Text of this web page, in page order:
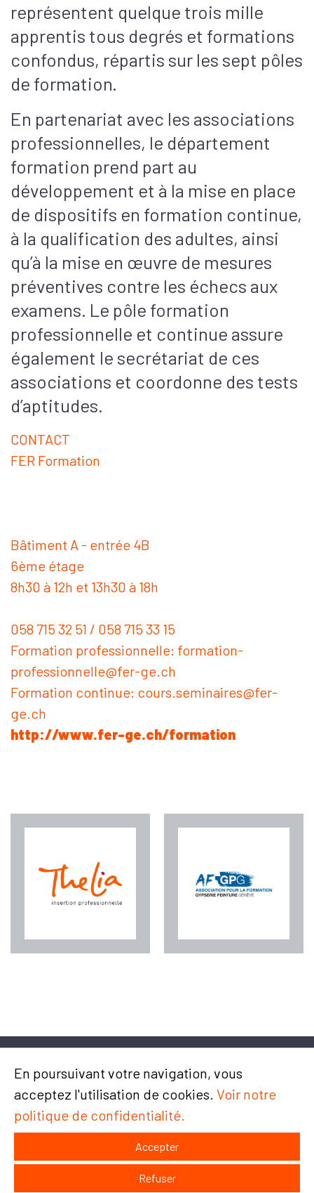
représentent quelque trois mille
apprentis tous degrés et formations
confondus, répartis sur les sept pôles
de formation.
En partenariat avec les associations
professionnelles, le département
formation prend part au
développement et à la mise en place
de dispositifs en formation continue,
à la qualification des adultes, ainsi
qu’à la mise en œuvre de mesures
préventives contre les échecs aux
examens. Le pôle formation
professionnelle et continue assure
également le secrétariat de ces
associations et coordonne des tests
d’aptitudes.
CONTACT
FER Formation
Bâtiment A - entrée 4B
6ème étage
8h30 à 12h et 13h30 à 18h
058 715 32 51 / 058 715 33 15
Formation professionnelle: formation-
professionnelle@fer-ge.ch
Formation continue: cours.seminaires@fer-
ge.ch
http://www.fer-ge.ch/formation
Chemin du Champ-des-Filles 4/6
1228 Plan-les-Ouates
En poursuivant votre navigation, vous
acceptez l'utilisation de cookies. Voir notre
politique de confidentialité.
Accepter
Refuser